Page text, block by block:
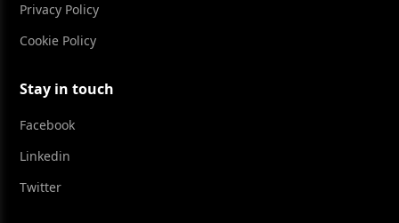
Privacy Policy
Cookie Policy
Stay in touch
Facebook
Linkedin
Twitter